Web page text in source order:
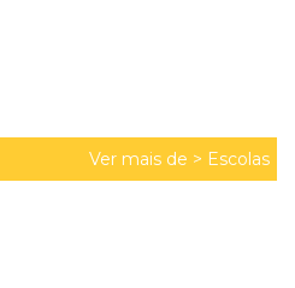
Ver mais de > Escolas